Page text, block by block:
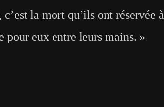
la mort qu’ils ont réservée
pour eux entre leurs mains. »